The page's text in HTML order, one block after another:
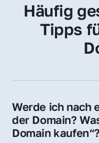
Häufig
Tipps
Werde ich nach
der Domain?
Domain kaufen“?